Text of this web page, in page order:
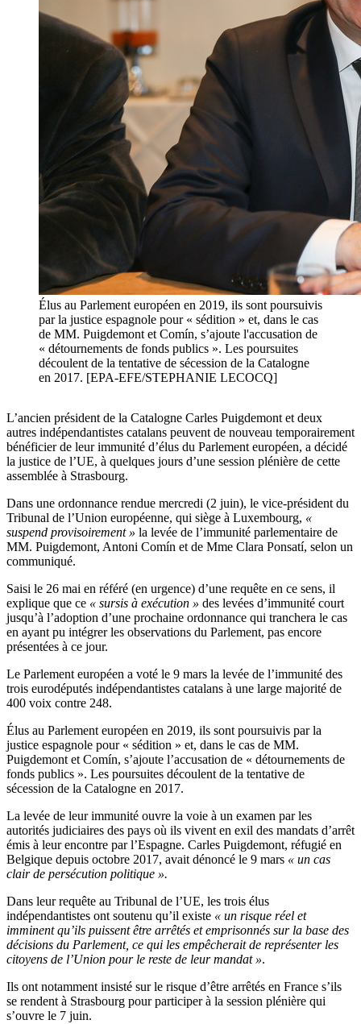
Élus au Parlement européen en 2019, ils sont poursuivis
par la justice espagnole pour « sédition » et, dans le cas
de MM. Puigdemont et Comín, s’ajoute l'accusation de
« détournements de fonds publics ». Les poursuites
découlent de la tentative de sécession de la Catalogne
en 2017. [EPA-EFE/STEPHANIE LECOCQ]
L’ancien président de la Catalogne Carles Puigdemont et deux
autres indépendantistes catalans peuvent de nouveau temporairement
bénéficier de leur immunité d’élus du Parlement européen, a décidé
la justice de l’UE, à quelques jours d’une session plénière de cette
assemblée à Strasbourg.
Dans une ordonnance rendue mercredi (2 juin), le vice-président du
Tribunal de l’Union européenne, qui siège à Luxembourg, «
suspend provisoirement » la levée de l’immunité parlementaire de
MM. Puigdemont, Antoni Comín et de Mme Clara Ponsatí, selon un
communiqué.
Saisi le 26 mai en référé (en urgence) d’une requête en ce sens, il
explique que ce « sursis à exécution » des levées d’immunité court
jusqu’à l’adoption d’une prochaine ordonnance qui tranchera le cas
en ayant pu intégrer les observations du Parlement, pas encore
présentées à ce jour.
Le Parlement européen a voté le 9 mars la levée de l’immunité des
trois eurodéputés indépendantistes catalans à une large majorité de
400 voix contre 248.
Élus au Parlement européen en 2019, ils sont poursuivis par la
justice espagnole pour « sédition » et, dans le cas de MM.
Puigdemont et Comín, s’ajoute l’accusation de « détournements de
fonds publics ». Les poursuites découlent de la tentative de
sécession de la Catalogne en 2017.
La levée de leur immunité ouvre la voie à un examen par les
autorités judiciaires des pays où ils vivent en exil des mandats d’arrêt
émis à leur encontre par l’Espagne. Carles Puigdemont, réfugié en
Belgique depuis octobre 2017, avait dénoncé le 9 mars « un cas
clair de persécution politique ».
Dans leur requête au Tribunal de l’UE, les trois élus
indépendantistes ont soutenu qu’il existe « un risque réel et
imminent qu’ils puissent être arrêtés et emprisonnés sur la base des
décisions du Parlement, ce qui les empêcherait de représenter les
citoyens de l’Union pour le reste de leur mandat ».
Ils ont notamment insisté sur le risque d’être arrêtés en France s’ils
se rendent à Strasbourg pour participer à la session plénière qui
s’ouvre le 7 juin.